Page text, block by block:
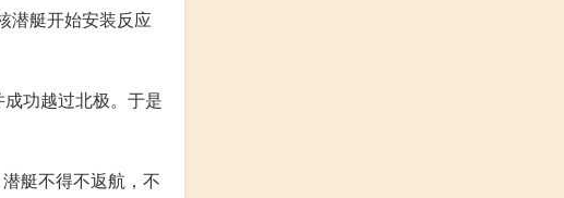
潜艇开始安装反应
功越过北极。于是
艇不得不返航，不